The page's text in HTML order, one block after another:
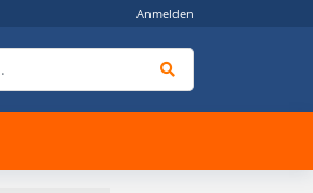
Anmelden